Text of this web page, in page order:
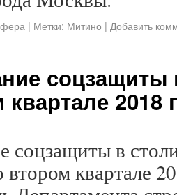
| Метки: Митино | Добавить
соцзащиты
2018
соцзащиты в
втором квартале